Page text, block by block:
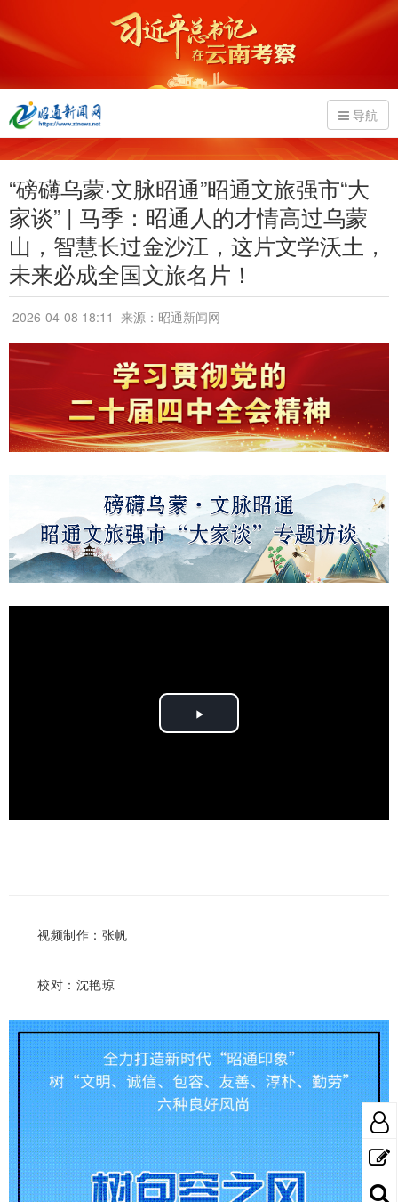
导航
“磅礴乌蒙·文脉昭通”昭通文旅强市“大
家谈” | 马季：昭通人的才情高过乌蒙
山，智慧长过金沙江，这片文学沃土，
未来必成全国文旅名片！
2026-04-08 18:11 来源：昭通新闻网
Play
视频制作：张帆
校对：沈艳琼